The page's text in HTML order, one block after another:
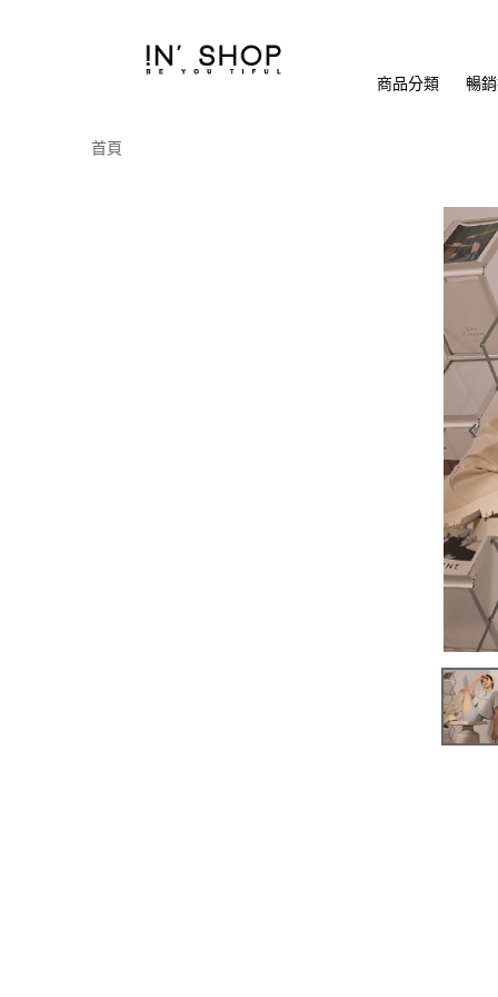
商品分類 暢
首頁